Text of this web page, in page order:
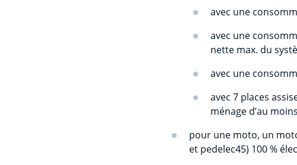
avec une
avec une
nette max. du
avec une
avec 7 places
ménage d’au
pour une moto, un
et pedelec45) 100 %